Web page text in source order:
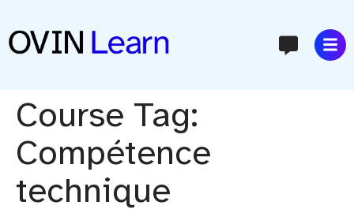
Course Tag:
Compétence
technique